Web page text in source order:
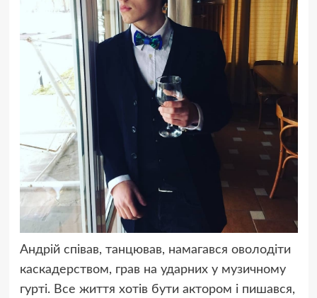
Андрій співав, танцював, намагався оволодіти
каскадерством, грав на ударних у музичному
гурті. Все життя хотів бути актором і пишався,